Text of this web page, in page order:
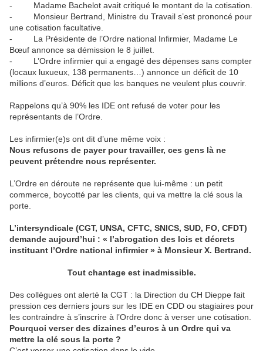
- Madame Bachelot avait critiqué le montant de la cotisation.
- Monsieur Bertrand, Ministre du Travail s’est prononcé pour
une cotisation facultative.
- La Présidente de l’Ordre national Infirmier, Madame Le
Bœuf annonce sa démission le 8 juillet.
- L’Ordre infirmier qui a engagé des dépenses sans compter
(locaux luxueux, 138 permanents…) annonce un déficit de 10
millions d’euros. Déficit que les banques ne veulent plus couvrir.
Rappelons qu’à 90% les IDE ont refusé de voter pour les
représentants de l’Ordre.
Les infirmier(e)s ont dit d’une même voix :
Nous refusons de payer pour travailler, ces gens là ne
peuvent prétendre nous représenter.
L’Ordre en déroute ne représente que lui-même : un petit
commerce, boycotté par les clients, qui va mettre la clé sous la
porte.
L’intersyndicale (CGT, UNSA, CFTC, SNICS, SUD, FO, CFDT)
demande aujourd’hui : « l’abrogation des lois et décrets
instituant l’Ordre national infirmier » à Monsieur X. Bertrand.
Tout chantage est inadmissible.
Des collègues ont alerté la CGT : la Direction du CH Dieppe fait
pression ces derniers jours sur les IDE en CDD ou stagiaires pour
les contraindre à s’inscrire à l’Ordre donc à verser une cotisation.
Pourquoi verser des dizaines d’euros à un Ordre qui va
mettre la clé sous la porte ?